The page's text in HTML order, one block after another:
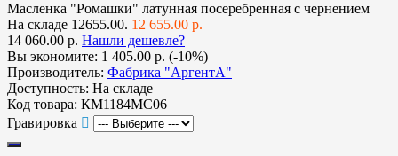
Масленка "Ромашки" латунная посеребренная с чернением
На складе 12655.00. 12 655.00 р.
14 060.00 р. Нашли дешевле?
Вы экономите: 1 405.00 р. (-10%)
Производитель: Фабрика "АргентА"
Доступность: На складе
Код товара: КМ1184МС06
Гравировка